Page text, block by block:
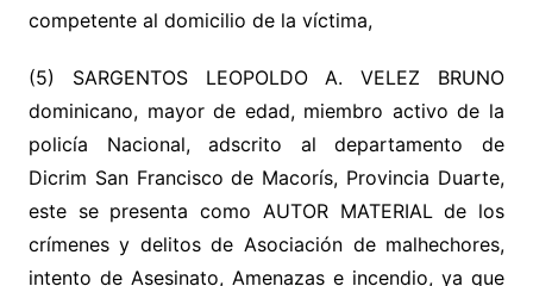
competente al domicilio de la víctima,
(5) SARGENTOS LEOPOLDO A. VELEZ BRUNO
dominicano, mayor de edad, miembro activo de la
policía Nacional, adscrito al departamento de
Dicrim San Francisco de Macorís, Provincia Duarte,
este se presenta como AUTOR MATERIAL de los
crímenes y delitos de Asociación de malhechores,
intento de Asesinato, Amenazas e incendio, ya que